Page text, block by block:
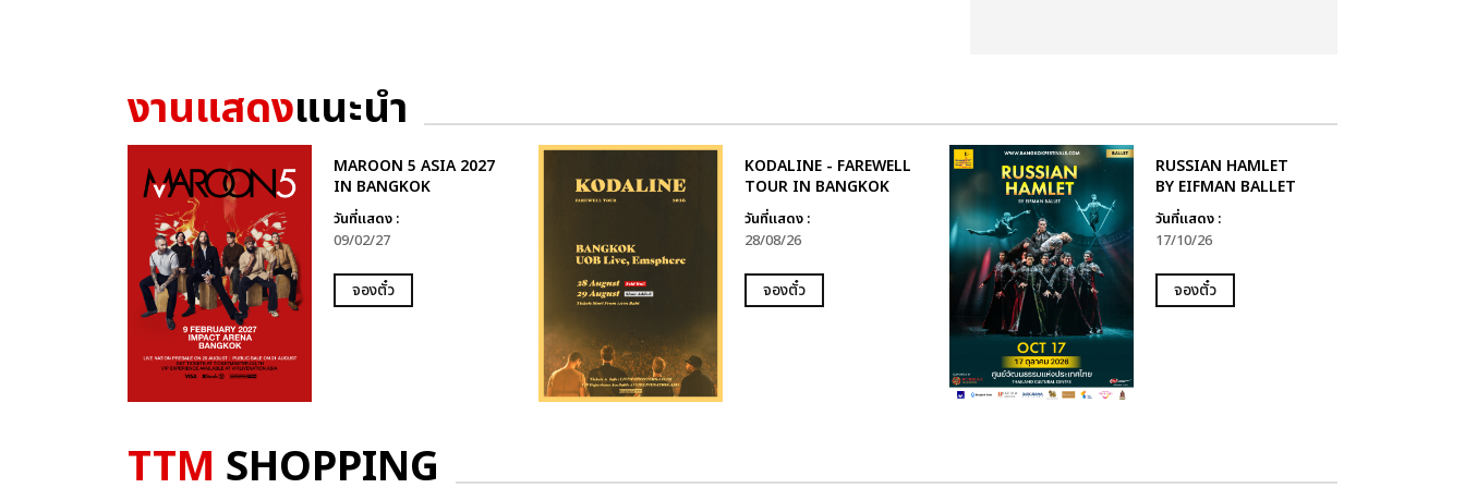
งานแสดงแนะนำ
MAROON 5 ASIA 2027
IN BANGKOK
วันที่แสดง :
09/02/27
จองตั๋ว
KODALINE - FAREWELL
TOUR IN BANGKOK
วันที่แสดง :
28/08/26
จองตั๋ว
RUSSIAN HAMLET
BY EIFMAN BALLET
วันที่แสดง :
17/10/26
จองตั๋ว
TTM SHOPPING